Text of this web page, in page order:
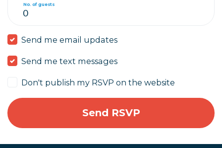
No. of guests
Send me email updates
Send me text messages
Don't publish my RSVP on the website